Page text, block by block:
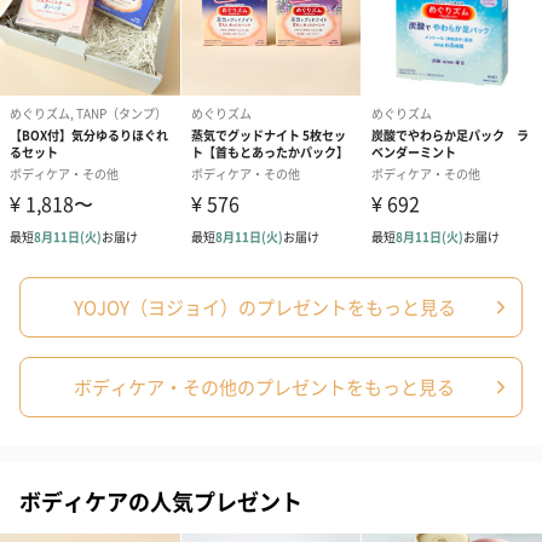
・お子様の保湿剤として（ ※お子様のデリケートゾーンへの使用
は推奨しておりません。）
YOJOY（ヨジョイ）
ワコールのフェムケアブランド YOJOY（ヨジョイ）
～YOJOYは、からだとこころをととのえる女性のセルフケアを応
援します。～
季節の移り変わりの中で心身の揺らぎを感じとる。
いま何が足りていないのか どこに気を配ればいいのか まずは
自分に目を向けることから。
からだをいたわり、こころに寄り添う。
YOJOY（ヨジョイ）のプレゼントをもっと見る
ボディケア・その他のプレゼントをもっと見る
ボディケアの人気プレゼント